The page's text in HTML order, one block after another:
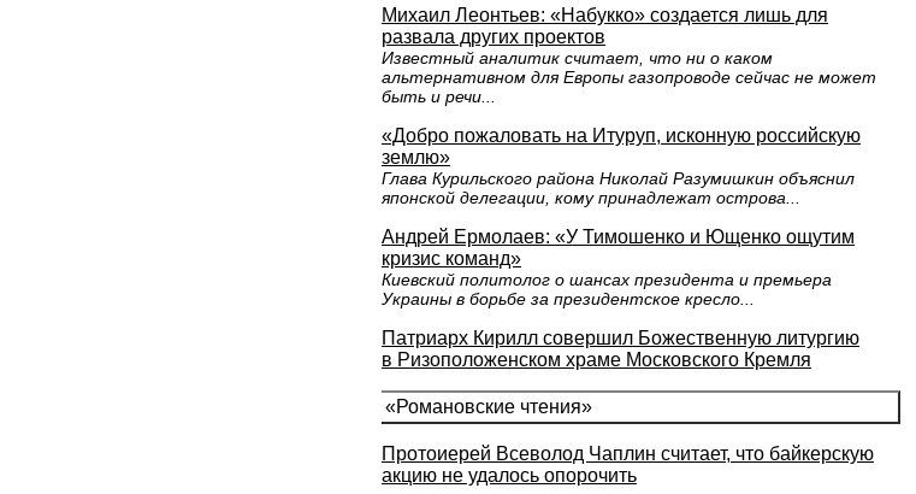
Михаил Леонтьев: «Набукко» создается лишь для
развала других проектов
Известный аналитик считает, что ни о каком
альтернативном для Европы газопроводе сейчас не может
быть и речи...
«Добро пожаловать на Итуруп, исконную российскую
землю»
Глава Курильского района Николай Разумишкин объяснил
японской делегации, кому принадлежат острова...
Андрей Ермолаев: «У Тимошенко и Ющенко ощутим
кризис команд»
Киевский политолог о шансах президента и премьера
Украины в борьбе за президентское кресло...
Патриарх Кирилл совершил Божественную литургию
в Ризоположенском храме Московского Кремля
«Романовские чтения»
Протоиерей Всеволод Чаплин считает, что байкерскую
акцию не удалось опорочить